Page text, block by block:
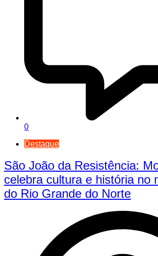
0
Destaque
São João da Resistência:
celebra cultura e história no
do Rio Grande do Norte